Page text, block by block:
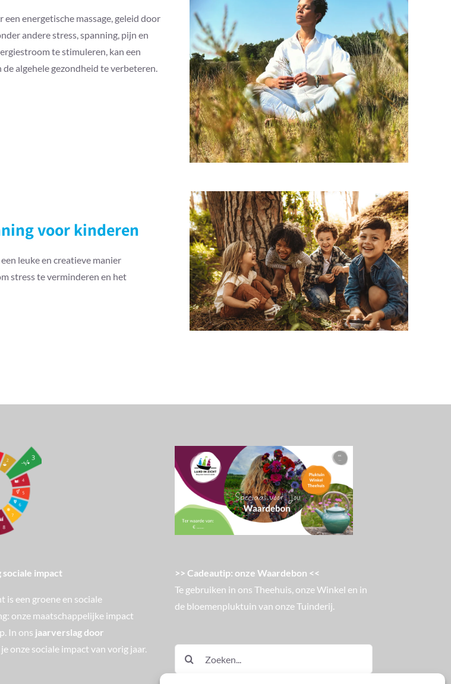
energetische massage, geleid door
andere stress, spanning, pijn en
te stimuleren, kan een
algehele gezondheid te verbeteren.
voor kinderen
leuke en creatieve manier
stress te verminderen en het
sociale impact
is een groene en sociale
onze maatschappelijke impact
In ons jaarverslag door
onze sociale impact van vorig jaar.
>> Cadeautip: onze Waardebon <<
Te gebruiken in ons Theehuis, onze Winkel en in
de bloemenpluktuin van onze Tuinderij.